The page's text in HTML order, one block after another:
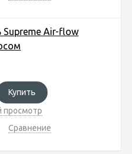
Supreme Air-flow
Купить
просмотр
Сравнение